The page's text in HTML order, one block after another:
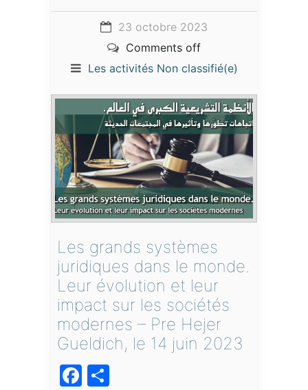
23 octobre 2023
Comments off
Les activités Non classifié(e)
Les grands systèmes
juridiques dans le monde.
Leur évolution et leur
impact sur les sociétés
modernes – Pre Hejer
Gueldich, le 14 juin 2023
Facebook